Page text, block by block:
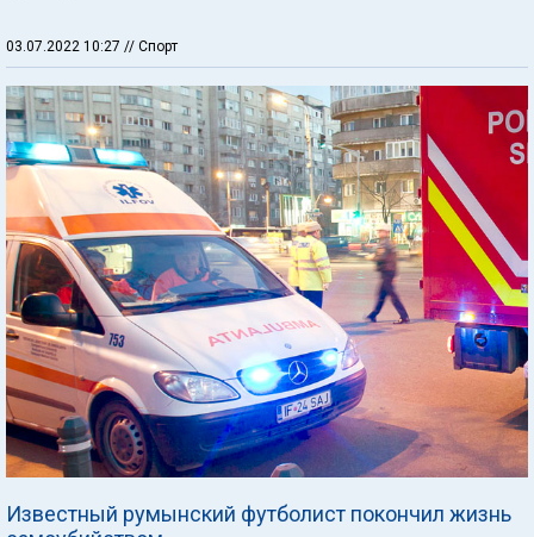
03.07.2022 10:27 // Спорт
Известный румынский футболист покончил жизнь